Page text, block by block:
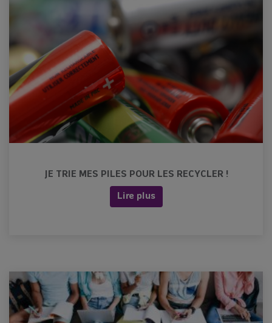
JE TRIE MES PILES POUR LES RECYCLER !
Lire plus